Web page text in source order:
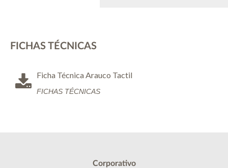
FICHAS TÉCNICAS
Ficha Técnica Arauco Tactil
FICHAS TÉCNICAS
Corporativo